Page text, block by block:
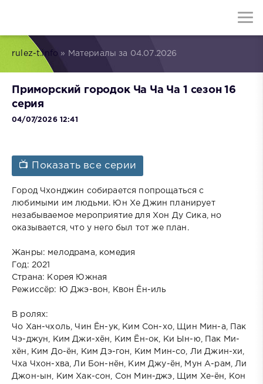
rulez-t.info » Материалы за 04.07.2026
Приморский городок Ча Ча Ча 1 сезон 16
серия
04/07/2026 12:41
📺 Показать все серии
Город Чхонджин собирается попрощаться с
любимыми им людьми. Юн Хе Джин планирует
незабываемое мероприятие для Хон Ду Сика, но
оказывается, что у него был тот же план.
Жанры: мелодрама, комедия
Год: 2021
Страна: Корея Южная
Режиссёр: Ю Джэ-вон, Квон Ён-иль
В ролях:
Чо Хан-чхоль, Чин Ён-ук, Ким Сон-хо, Щин Мин-а, Пак
Чэ-джун, Ким Джи-хён, Ким Ён-ок, Ки Ын-ю, Пак Ми-
хён, Ким До-ён, Ким Дэ-гон, Ким Мин-со, Ли Джин-хи,
Чха Чхон-хва, Ли Бон-нён, Ким Джу-ён, Мун А-рам, Ли
Джон-ын, Ким Хак-сон, Сон Мин-джэ, Щим Хе-ён, Кон